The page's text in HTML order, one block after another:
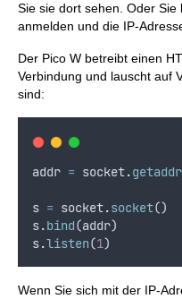
Sie sie dort sehen. Oder
anmelden und die IP-
Der Pico W betreibt einen
Verbindung und lauscht auf
sind:
addr = socket.
s = socket.socket()
s.bind(addr)
s.listen(1)
Wenn Sie sich mit der IP-